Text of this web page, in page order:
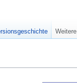
Weitere